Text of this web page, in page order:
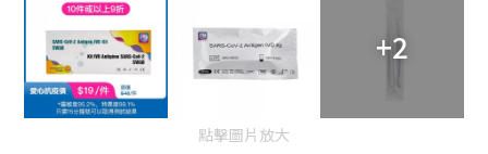
+2
點擊圖片放大